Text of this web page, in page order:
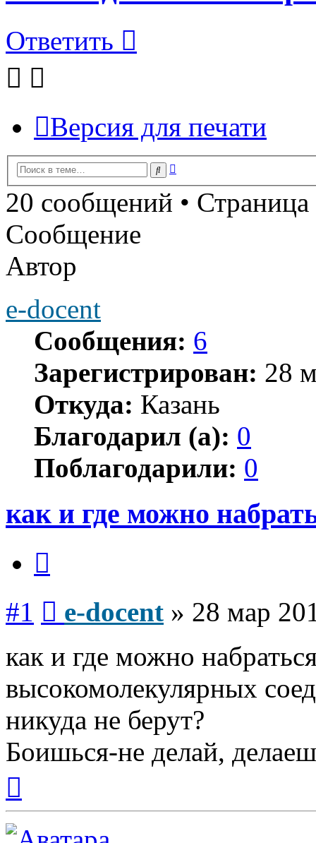
Ответить
Версия для печати
Поиск
20 сообщений • Страница
Сообщение
Автор
e-docent
Сообщения: 6
Зарегистрирован: 28
Откуда: Казань
Благодарил (а): 0
Поблагодарили: 0
как и где можно
#1 e-docent » 28 мар
как и где можно
высокомолекулярных
никуда не берут?
Боишься-не делай,
началу